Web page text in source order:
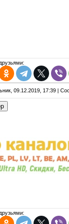
09.12.2019, 17:39 |